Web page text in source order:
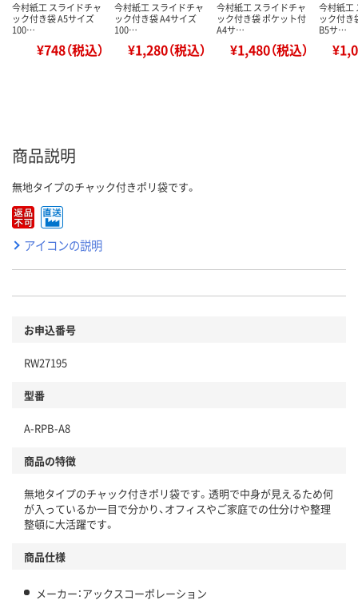
今村紙工 スライドチャ
ック付き袋 A5サイズ
100…
¥748（税込）
今村紙工 スライドチャ
ック付き袋 A4サイズ
100…
¥1,280（税込）
今村紙工 スライドチャ
ック付き袋 ポケット付
A4サ…
¥1,480（税込）
今村紙工
ック付き
B5サ…
商品説明
無地タイプのチャック付きポリ袋です。
アイコンの説明
お申込番号
RW27195
型番
A-RPB-A8
商品の特徴
無地タイプのチャック付きポリ袋です。透明で中身が見えるため何
が入っているか一目で分かり、オフィスやご家庭での仕分けや整理
整頓に大活躍です。
商品仕様
メーカー：アックスコーポレーション